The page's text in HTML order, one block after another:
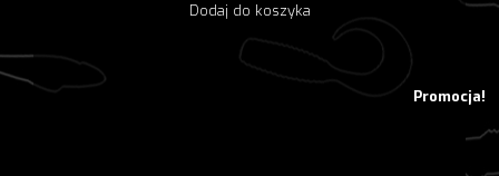
wynosiła:wynosi:
8,30 zł.
Dodaj do koszyka
Promocja!